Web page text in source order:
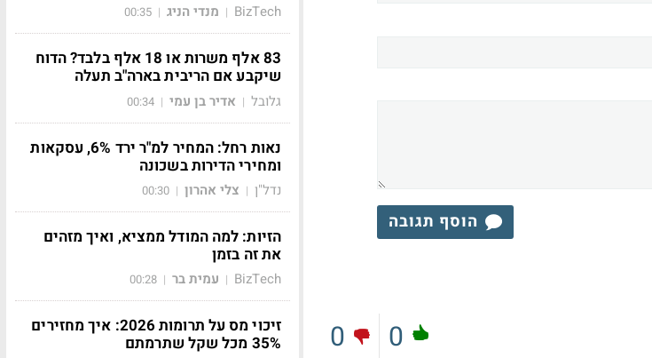
הוסף תגובה
0
0
BizTech
| מנדי הניג |
00:35
83 אלף משרות או 18 אלף בלבד? הדוח
שיקבע אם הריבית בארה"ב תעלה
גלובל | אדיר בן עמי |
00:34
נאות רחל: המחיר למ"ר ירד 6%, עסקאות
ומחירי הדירות בשכונה
נדל"ן | צלי אהרון |
00:30
הזיות: למה המודל ממציא, ואיך מזהים
את זה בזמן
BizTech
| עמית בר |
00:28
זיכוי מס על תרומות 2026: איך מחזירים
35% מכל שקל שתרמתם